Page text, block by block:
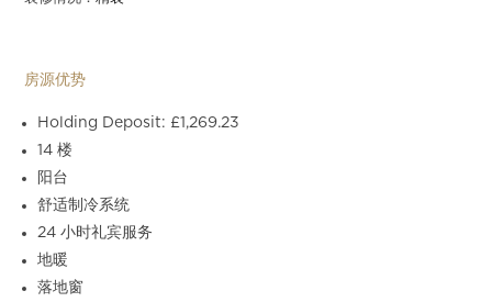
房源优势
Holding Deposit: £1,269.23
14 楼
阳台
舒适制冷系统
24 小时礼宾服务
地暖
落地窗